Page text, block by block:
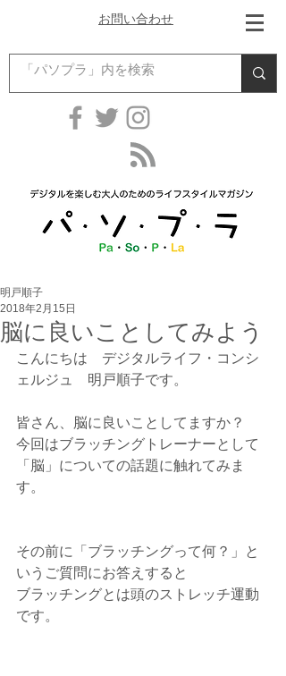
お問い合わせ
脳に良いことしてみよう
明戸順子
2018年2月15日
こんにちは　デジタルライフ・コンシ
ェルジュ　明戸順子です。
皆さん、脳に良いことしてますか？
今回はブラッチングトレーナーとして
「脳」についての話題に触れてみま
す。
その前に「ブラッチングって何？」と
いうご質問にお答えすると
ブラッチングとは頭のストレッチ運動
です。